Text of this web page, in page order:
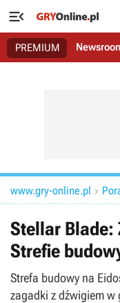

PREMIUM
www.gry-online.pl 
Stellar Blade:
Strefie
Strefa budowy na
zagadki z dźwigiem w